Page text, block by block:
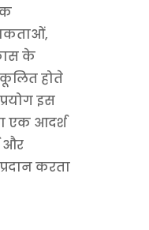
के
होते
इस
एक आदर्श
और
करता